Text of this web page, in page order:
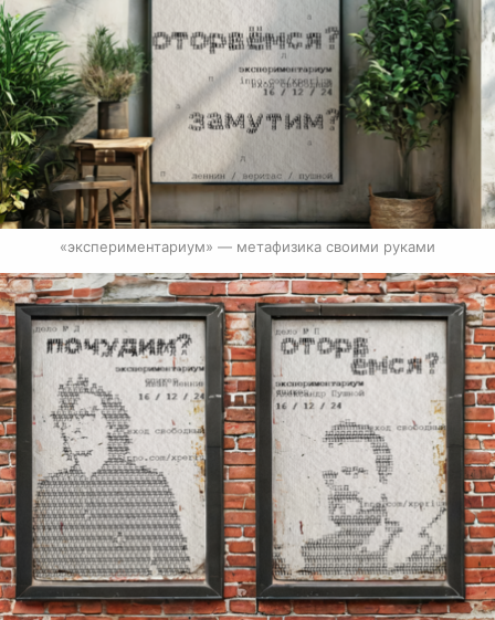
«экспериментариум» — метафизика своими руками